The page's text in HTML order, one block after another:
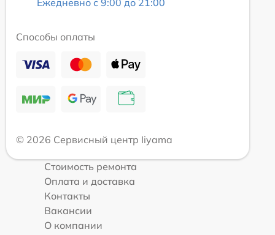
Способы оплаты
© 2026 Сервисный центр Iiyama
Стоимость ремонта
Оплата и доставка
Контакты
Вакансии
О компании